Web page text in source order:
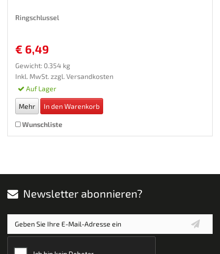
Ringschlussel
€ 6,49
Gewicht: 0.354 kg
Inkl. MwSt. zzgl. Versandkosten
Auf Lager
Mehr In den Warenkorb
Wunschliste
Newsletter abonnieren?